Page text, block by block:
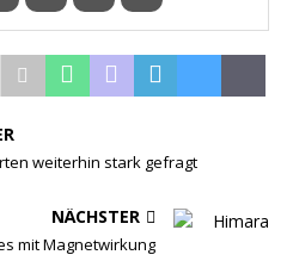
weiterhin stark gefragt
NÄCHSTER
mit Magnetwirkung